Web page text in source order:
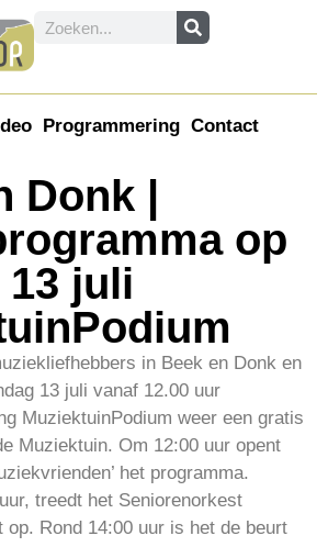
Programmering Contact
Donk |
op
13 juli
in Beek en Donk en
13 juli vanaf 12.00 uur
MuziektuinPodium weer een gratis
Muziektuin. Om 12:00 uur opent
het programma.
treedt het Seniorenorkest
op. Rond 14:00 uur is het de beurt